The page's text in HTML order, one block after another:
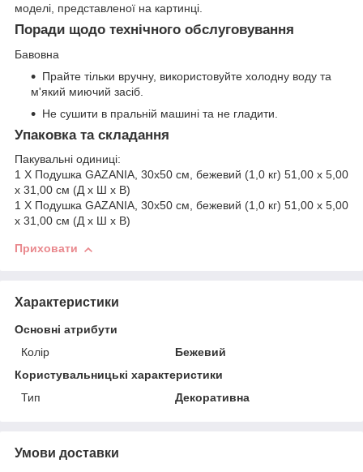
моделі, представленої на картинці.
Поради щодо технічного обслуговування
Бавовна
Прайте тільки вручну, використовуйте холодну воду та
м'який миючий засіб.
Не сушити в пральній машині та не гладити.
Упаковка та складання
Пакувальні одиниці:
1 X Подушка GAZANIA, 30x50 см, бежевий (1,0 кг) 51,00 x 5,00
x 31,00 см (Д x Ш x В)
1 X Подушка GAZANIA, 30x50 см, бежевий (1,0 кг) 51,00 x 5,00
x 31,00 см (Д x Ш x В)
Приховати
Характеристики
Основні атрибути
Колір
Бежевий
Користувальницькі характеристики
Тип
Декоративна
Умови доставки